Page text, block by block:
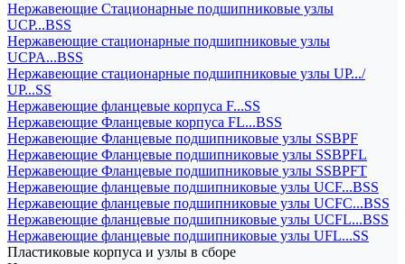
Нержавеющие Стационарные подшипниковые узлы
UCP...BSS
Нержавеющие стационарные подшипниковые узлы
UCPA...BSS
Нержавеющие стационарные подшипниковые узлы UP.../
UP...SS
Нержавеющие фланцевые корпуса F...SS
Нержавеющие Фланцевые корпуса FL...BSS
Нержавеющие Фланцевые подшипниковые узлы SSBPF
Нержавеющие Фланцевые подшипниковые узлы SSBPFL
Нержавеющие Фланцевые подшипниковые узлы SSBPFT
Нержавеющие фланцевые подшипниковые узлы UCF...BSS
Нержавеющие фланцевые подшипниковые узлы UCFC...BSS
Нержавеющие фланцевые подшипниковые узлы UCFL...BSS
Нержавеющие фланцевые подшипниковые узлы UFL...SS
Пластиковые корпуса и узлы в сборе